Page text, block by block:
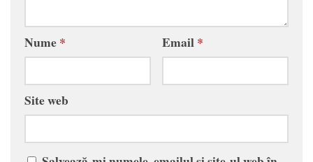
Nume* Email*
Site web